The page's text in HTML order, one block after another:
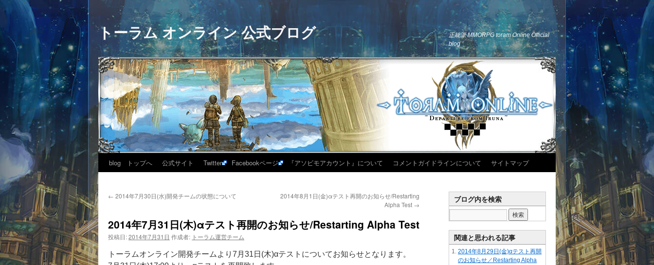
トーラム オンライン 公式ブログ
正統派 MMORPG toram Online Official
blog
blog トップへ 公式サイト Twitter Facebookページ 『アソビモアカウント』について コメントガイドラインについて サイトマップ
← 2014年7月30日(水)開発チームの状態について
2014年8月1日(金)αテスト再開のお知らせ/Restarting
Alpha Test →
2014年7月31日(木)αテスト再開のお知らせ/Restarting Alpha Test
投稿日:2014年7月31日 作成者: トーラム運営チーム
トーラムオンライン開発チームより7月31日(木)αテストについてお知らせとなります。
ブログ内を検索
関連と思われる記事
2014年8月29日(金)αテスト再開
のお知らせ／Restarting Alpha